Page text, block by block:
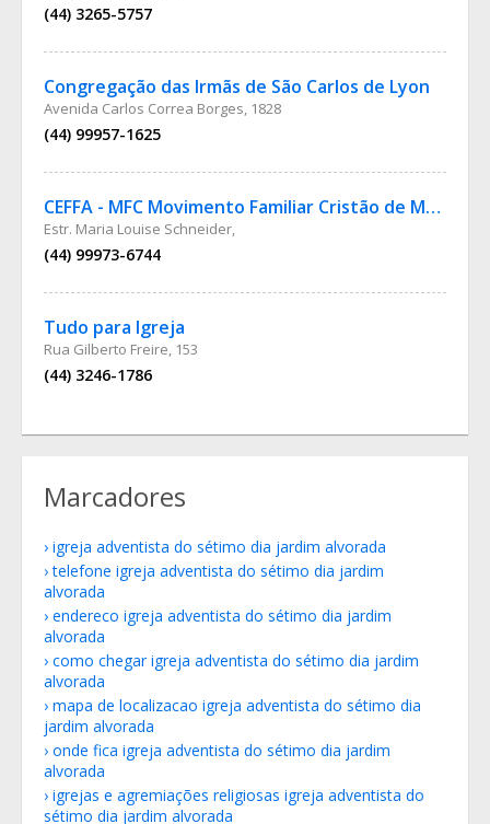
(44) 3265-5757
Congregação das Irmãs de São Carlos de Lyon
Avenida Carlos Correa Borges, 1828
(44) 99957-1625
CEFFA - MFC Movimento Familiar Cristão de Maringá / PR
Estr. Maria Louise Schneider,
(44) 99973-6744
Tudo para Igreja
Rua Gilberto Freire, 153
(44) 3246-1786
Marcadores
igreja adventista do sétimo dia jardim alvorada
telefone igreja adventista do sétimo dia jardim
alvorada
endereco igreja adventista do sétimo dia jardim
alvorada
como chegar igreja adventista do sétimo dia jardim
alvorada
mapa de localizacao igreja adventista do sétimo dia
jardim alvorada
onde fica igreja adventista do sétimo dia jardim
alvorada
igrejas e agremiações religiosas igreja adventista do
sétimo dia jardim alvorada